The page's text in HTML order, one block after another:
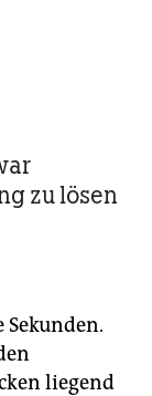
zu lösen
liegend